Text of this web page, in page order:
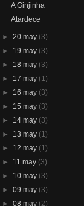
A Ginjinha
Atardece
► 20 may (3)
► 19 may (3)
► 18 may (3)
► 17 may (1)
► 16 may (3)
► 15 may (3)
► 14 may (3)
► 13 may (1)
► 12 may (1)
► 11 may (3)
► 10 may (3)
► 09 may (3)
► 08 may (2)